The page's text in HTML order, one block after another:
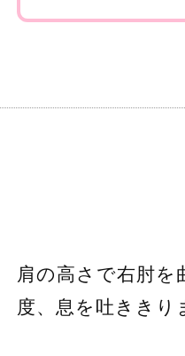
肩の高さで右肘を
度、息を吐ききり